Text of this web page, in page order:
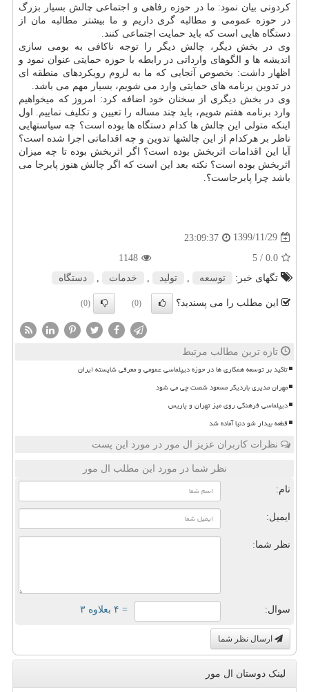
کردونی بیان نمود: ما در حوزه رفاهی و اجتماعی چالش بسیار بزرگ
در حوزه عمومی و مطالبه گری داریم و ما بیشتر مطالبه مان از
دستگاه هایی است که باید حمایت اجتماعی کنند.
وی در بخش دیگر، چالش دیگر را توجه ناکافی به بومی سازی
اندیشه ها و الگوهای وارداتی در رابطه با حوزه حمایتی عنوان نمود و
اظهار داشت: بخصوص آنجایی که ما به لزوم رویکردهای منطقه ای
در تدوین برنامه های حمایتی وارد می شویم، بسیار مهم می باشد.
وی در بخش دیگری از سخنان خود اضافه کرد: امروز که میخواهیم
وارد برنامه هفتم شویم، باید چند مساله را تعیین و تکلیف نماییم. اول
اینکه متولی این چالش ها کدام دستگاه ها بوده است؟ چه سیاستهایی
ناظر بر هرکدام از این چالشها تدوین و چه اقداماتی اجرا شده است؟
آیا این اقدامات اثربخش بوده است؟ اگر اثربخش بوده تا چه میزان
اثربخش بوده است؟ نکته بعد این است که اگر چالش هنوز پابرجا می
باشد چرا پابرجاست؟.
1399/11/29
23:09:37
0.0
/ 5
1148
تگهای خبر:
توسعه تولید خدمات دستگاه
این مطلب را می پسندید؟ (0)
(0)
تازه ترین مطالب مرتبط
تاکید بر توسعه همکاری ها در حوزه دیپلماسی عمومی و معرفی شایسته ایران
مهران مدیری باردیگر مسعود شصت چی می شود
دیپلماسی فرهنگی روی میز تهران و پاریس
قطعه بیدار شو دنیا آماده شد
نظرات کاربران عزیز ال مور در مورد این پست
نظر شما در مورد این مطلب ال مور
نام:
ایمیل:
نظر شما:
سوال: = ۴ بعلاوه ۳
ارسال نظر شما
لینک دوستان ال مور